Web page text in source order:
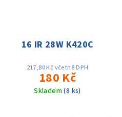
16 IR 28W K420C
217,80 Kč včetně DPH
180 Kč
Skladem(8 ks)